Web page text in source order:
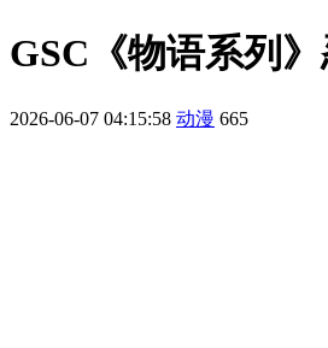
GSC《物语系列
2026-06-07 04:15:58 动漫 665